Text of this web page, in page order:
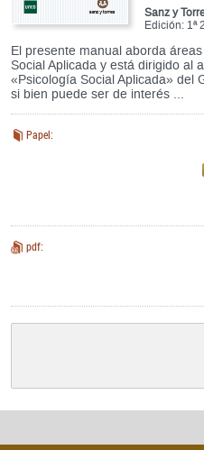
Sanz y
Edición: 1ª
El presente manual aborda
Social Aplicada y está dirigido al
«Psicología Social Aplicada» del
si bien puede ser de interés ...
Papel:
pdf: